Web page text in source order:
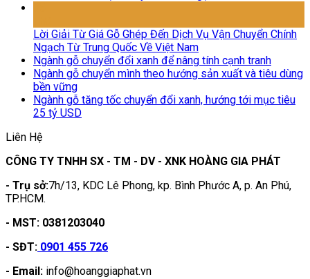
Lời Giải Từ Giá Gỗ Ghép Đến Dịch Vụ Vận Chuyển Chính
Ngạch Từ Trung Quốc Về Việt Nam
Ngành gỗ chuyển đổi xanh để nâng tính cạnh tranh
Ngành gỗ chuyển mình theo hướng sản xuất và tiêu dùng
bền vững
Ngành gỗ tăng tốc chuyển đổi xanh, hướng tới mục tiêu
25 tỷ USD
Liên Hệ
CÔNG TY TNHH SX - TM - DV - XNK HOÀNG GIA PHÁT
- Trụ sở:7h/13, KDC Lê Phong, kp. Bình Phước A, p. An Phú,
TP.HCM.
- MST: 0381203040
- SĐT: 0901 455 726
- Email: info@hoanggiaphat.vn